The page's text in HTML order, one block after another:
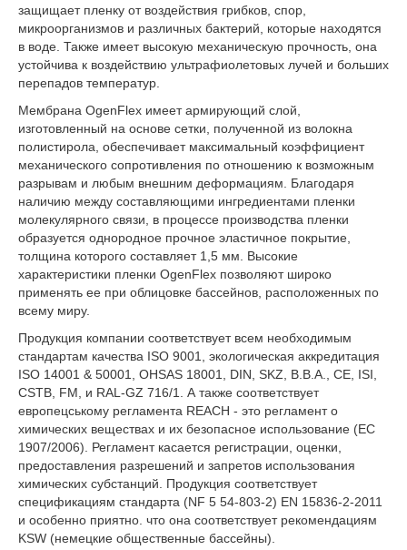
защищает пленку от воздействия грибков, спор,
микроорганизмов и различных бактерий, которые находятся
в воде. Также имеет высокую механическую прочность, она
устойчива к воздействию ультрафиолетовых лучей и больших
перепадов температур.
Мембрана OgenFlex имеет армирующий слой,
изготовленный на основе сетки, полученной из волокна
полистирола, обеспечивает максимальный коэффициент
механического сопротивления по отношению к возможным
разрывам и любым внешним деформациям. Благодаря
наличию между составляющими ингредиентами пленки
молекулярного связи, в процессе производства пленки
образуется однородное прочное эластичное покрытие,
толщина которого составляет 1,5 мм. Высокие
характеристики пленки OgenFlex позволяют широко
применять ее при облицовке бассейнов, расположенных по
всему миру.
Продукция компании соответствует всем необходимым
стандартам качества ISO 9001, экологическая аккредитация
ISO 14001 & 50001, OHSAS 18001, DIN, SKZ, B.B.A., CE, ISI,
CSTB, FM, и RAL-GZ 716/1. А также соответствует
европецському регламента REACH - это регламент о
химических веществах и их безопасное использование (ЕС
1907/2006). Регламент касается регистрации, оценки,
предоставления разрешений и запретов использования
химических субстанций. Продукция соответствует
спецификациям стандарта (NF 5 54-803-2) EN 15836-2-2011
и особенно приятно. что она соответствует рекомендациям
KSW (немецкие общественные бассейны).